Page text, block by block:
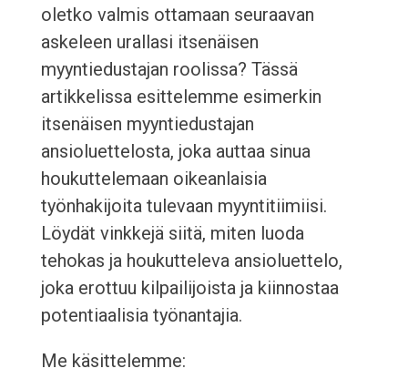
oletko valmis ottamaan seuraavan
askeleen urallasi itsenäisen
myyntiedustajan roolissa? Tässä
artikkelissa esittelemme esimerkin
itsenäisen myyntiedustajan
ansioluettelosta, joka auttaa sinua
houkuttelemaan oikeanlaisia
työnhakijoita tulevaan myyntitiimiisi.
Löydät vinkkejä siitä, miten luoda
tehokas ja houkutteleva ansioluettelo,
joka erottuu kilpailijoista ja kiinnostaa
potentiaalisia työnantajia.
Me käsittelemme: